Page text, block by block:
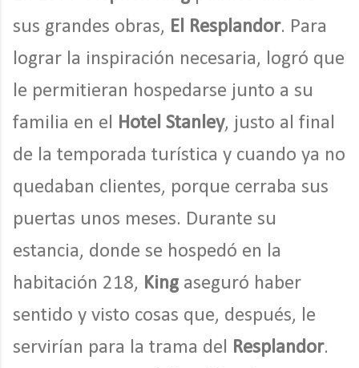
sus grandes obras, El Resplandor. Para
lograr la inspiración necesaria, logró que
le permitieran hospedarse junto a su
familia en el Hotel Stanley, justo al final
de la temporada turística y cuando ya no
quedaban clientes, porque cerraba sus
puertas unos meses. Durante su
estancia, donde se hospedó en la
habitación 218, King aseguró haber
sentido y visto cosas que, después, le
servirían para la trama del Resplandor.